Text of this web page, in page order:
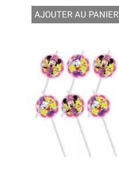
AJOUTER AU PANIER